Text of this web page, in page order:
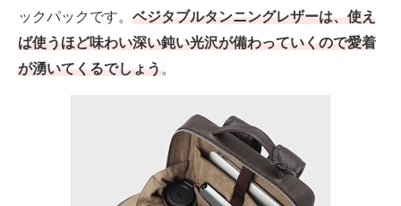
ックパックです。 ベジタブルタンニングレザーは、使え
ば使うほど味わい深い鈍い光沢が備わっていくので愛着
が湧いてくるでしょう。